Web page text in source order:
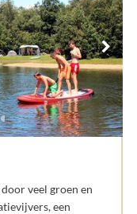
veel groen en
een